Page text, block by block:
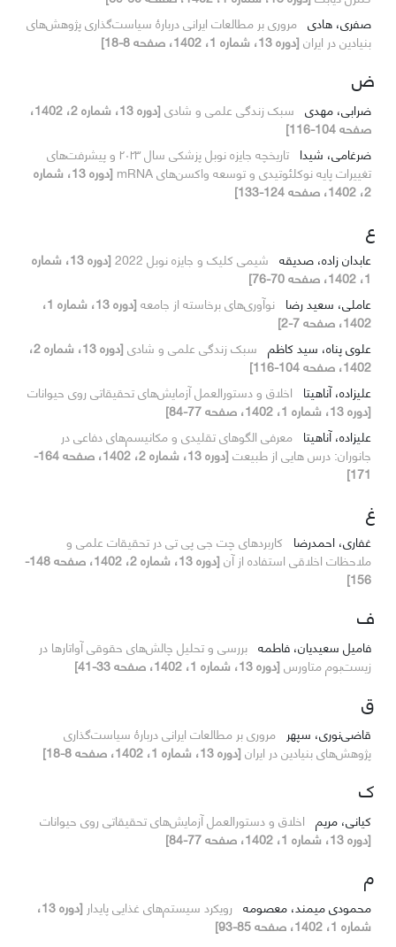
صفری، هادی مروری بر مطالعات ایرانی دربارهٔ سیاست‌گذاری پژوهش‌های
بنیادین در ایران [دوره 13، شماره 1، 1402، صفحه 8-18]
ض
ضرابی، مهدی سبک زندگی علمی و شادی
[دوره 13، شماره 2، 1402،
صفحه 104-116]
ضرغامی، شیدا
تاریخچه جایزه نوبل پزشکی سال ۲۰۲۳ و پیشرفت‌های
تغییرات پایه نوکلئوتیدی و توسعه واکسن‌های mRNA
[دوره 13، شماره
2، 1402، صفحه 124-133]
ع
عابدان زاده، صدیقه شیمی کلیک و جایزه نوبل 2022
[دوره 13، شماره
1، 1402، صفحه 70-76]
عاملی، سعید رضا نوآوری‌های برخاسته از جامعه
[دوره 13، شماره 1،
1402، صفحه 7-2]
علوی پناه، سید کاظم سبک زندگی علمی و شادی
[دوره 13، شماره 2،
1402، صفحه 104-116]
علیزاده، آناهیتا اخلاق و دستورالعمل آزمایش‌های تحقیقاتی روی حیوانات
[دوره 13، شماره 1، 1402، صفحه 77-84]
علیزاده، آناهیتا معرفی الگوهای تقلیدی و مکانیسم‌های دفاعی در
جانوران: درس هایی از طبیعت
[دوره 13، شماره 2، 1402، صفحه 164-
171]
غ
غفاری، احمدرضا کاربردهای چت جی پی تی در تحقیقات علمی و
ملاحظات اخلاقی استفاده از آن
[دوره 13، شماره 2، 1402، صفحه 148-
156]
ف
فامیل سعیدیان، فاطمه بررسی و تحلیل چالش‌های حقوقی آواتارها در
زیست‌بوم متاورس [دوره 13، شماره 1، 1402، صفحه 33-41]
ق
قاضی‌نوری، سپهر مروری بر مطالعات ایرانی دربارهٔ سیاست‌گذاری
پژوهش‌های بنیادین در ایران [دوره 13، شماره 1، 1402، صفحه 8-18]
ک
کیانی، مریم اخلاق و دستورالعمل آزمایش‌های تحقیقاتی روی حیوانات
[دوره 13، شماره 1، 1402، صفحه 77-84]
م
محمودی میمند، معصومه رویکرد سیستم‌های غذایی پایدار
[دوره 13،
شماره 1، 1402، صفحه 85-93]